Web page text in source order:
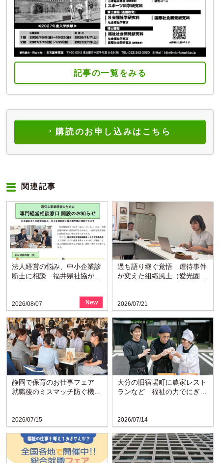
記事の一覧をみる
購読のお申し込みはこちら
関連記事
2026/08/07 New
法人経営の悩み、中小企業診
断士に相談 福井県社協が支
2026/07/21
過ち語り継ぐ覚悟 虐待事件
が変えた組織風土（愛光園・
2026/07/15
静岡で保育のお仕事フェア
就職後のミスマッチ防ぐ機会
2026/07/14
大分の旧宿場町に農家レスト
ランなど 福祉の力でにぎわ